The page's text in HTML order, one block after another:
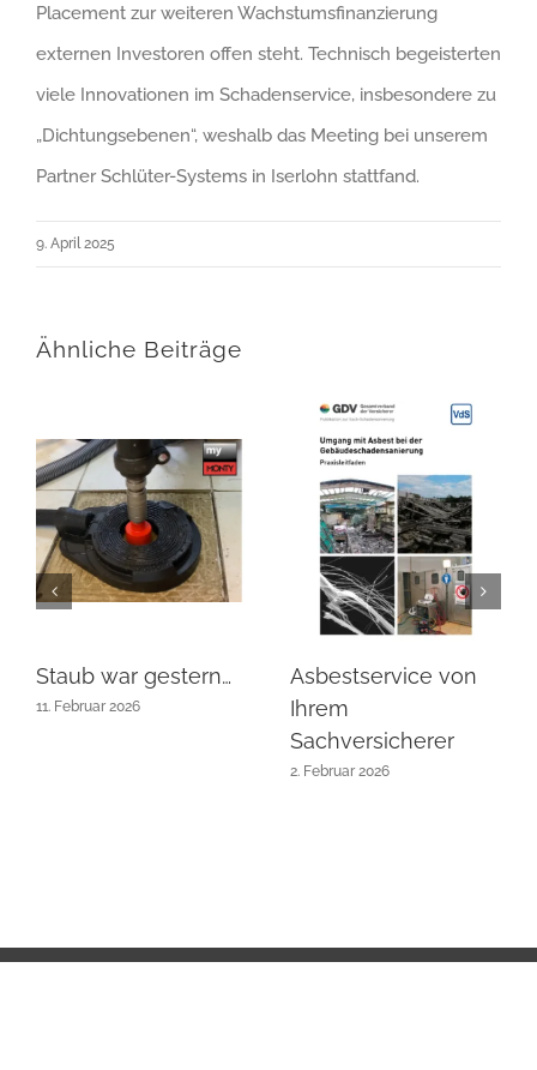
Placement zur weiteren Wachstumsfinanzierung
externen Investoren offen steht. Technisch begeisterten
viele Innovationen im Schadenservice, insbesondere zu
„Dichtungsebenen“, weshalb das Meeting bei unserem
Partner Schlüter-Systems in Iserlohn stattfand.
9. April 2025
Ähnliche Beiträge
Staub war gestern…
11. Februar 2026
Asbestservice von
Ihrem
Sachversicherer
2. Februar 2026